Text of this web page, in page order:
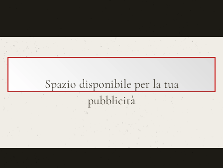
Spazio disponibile per la tua
pubblicità